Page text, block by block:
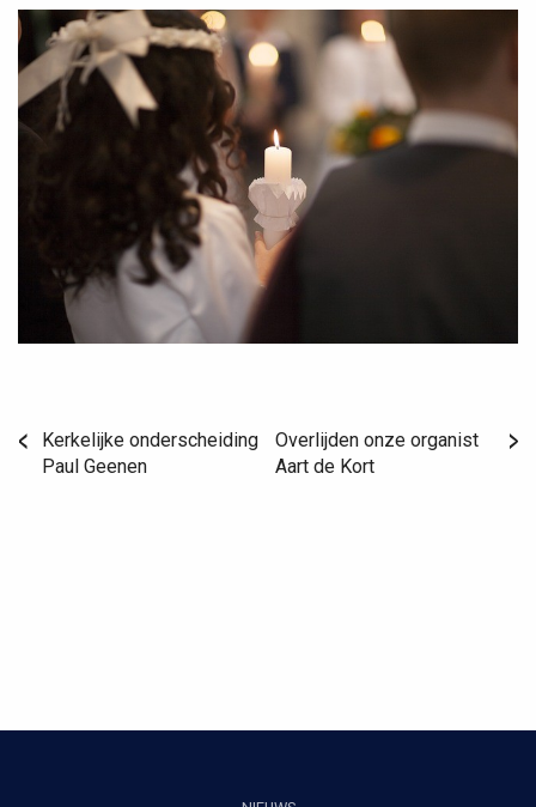
Kerkelijke onderscheiding
Paul Geenen
Overlijden onze organist
Aart de Kort